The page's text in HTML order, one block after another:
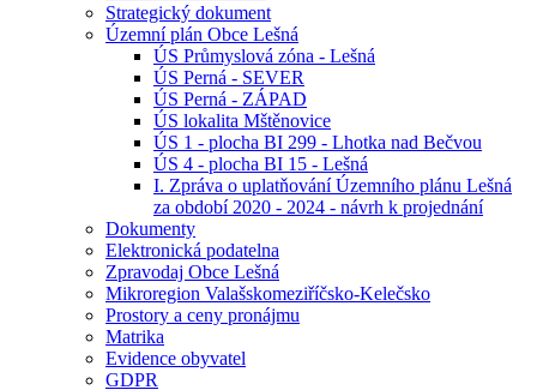
Strategický dokument
Územní plán Obce Lešná
ÚS Průmyslová zóna - Lešná
ÚS Perná - SEVER
ÚS Perná - ZÁPAD
ÚS lokalita Mštěnovice
ÚS 1 - plocha BI 299 - Lhotka nad Bečvou
ÚS 4 - plocha BI 15 - Lešná
I. Zpráva o uplatňování Územního plánu Lešná
za období 2020 - 2024 - návrh k projednání
Dokumenty
Elektronická podatelna
Zpravodaj Obce Lešná
Mikroregion Valašskomeziříčsko-Kelečsko
Prostory a ceny pronájmu
Matrika
Evidence obyvatel
GDPR